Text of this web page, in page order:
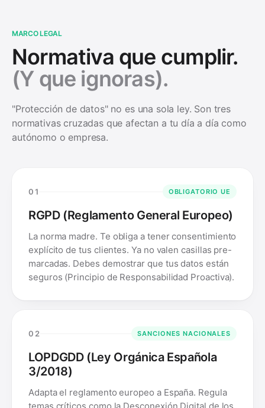
MARCO LEGAL
Normativa que cumplir.
(Y que ignoras).
"Protección de datos" no es una sola ley. Son tres
normativas cruzadas que afectan a tu día a día como
autónomo o empresa.
01 OBLIGATORIO UE
RGPD (Reglamento General Europeo)
La norma madre. Te obliga a tener consentimiento
explícito de tus clientes. Ya no valen casillas pre-
marcadas. Debes demostrar que tus datos están
seguros (Principio de Responsabilidad Proactiva).
02 SANCIONES NACIONALES
LOPDGDD (Ley Orgánica Española
3/2018)
Adapta el reglamento europeo a España. Regula